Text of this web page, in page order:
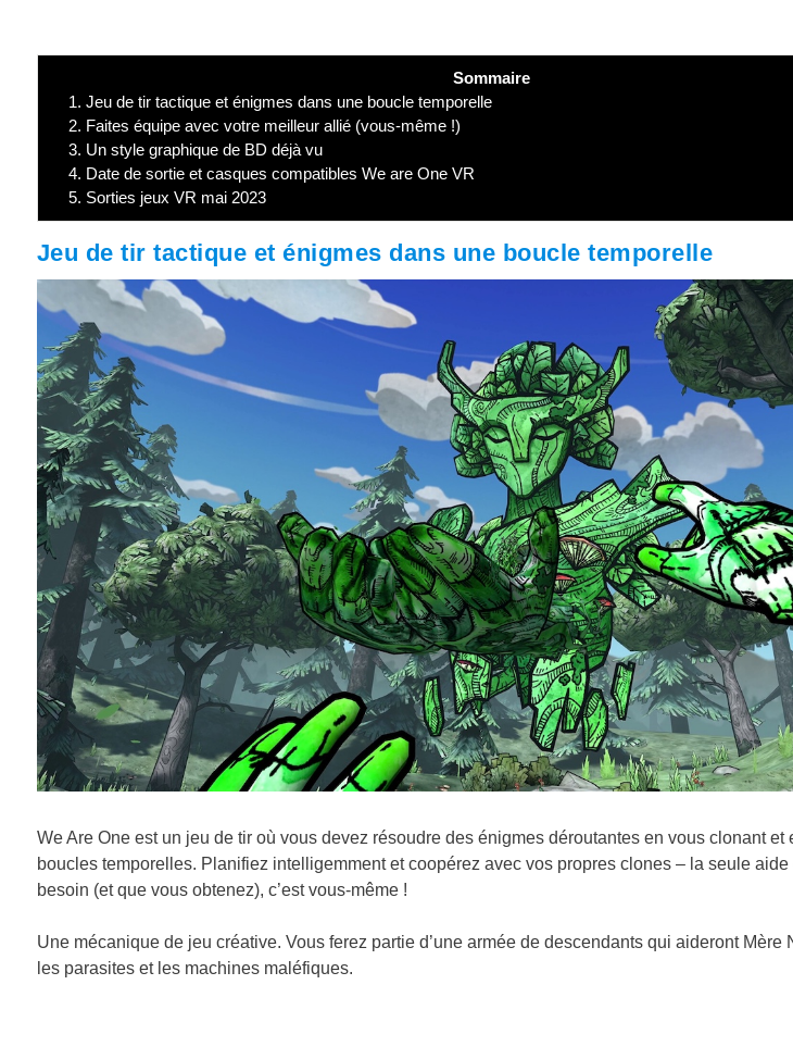
Sommaire
1. Jeu de tir tactique et énigmes dans une boucle temporelle
2. Faites équipe avec votre meilleur allié (vous-même !)
3. Un style graphique de BD déjà vu
4. Date de sortie et casques compatibles We are One VR
5. Sorties jeux VR mai 2023
Jeu de tir tactique et énigmes dans une boucle temporelle
We Are One est un jeu de tir où vous devez résoudre des énigmes déroutantes en vous clonant et
boucles temporelles. Planifiez intelligemment et coopérez avec vos propres clones – la seule aide
besoin (et que vous obtenez), c’est vous-même !
Une mécanique de jeu créative. Vous ferez partie d’une armée de descendants qui aideront Mère
les parasites et les machines maléfiques.